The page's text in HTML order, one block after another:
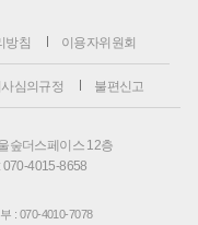
방침 이용자위원회
심의규정 불편신고
숲더스페이스 12층
070-4015-8658
: 070-4010-7078